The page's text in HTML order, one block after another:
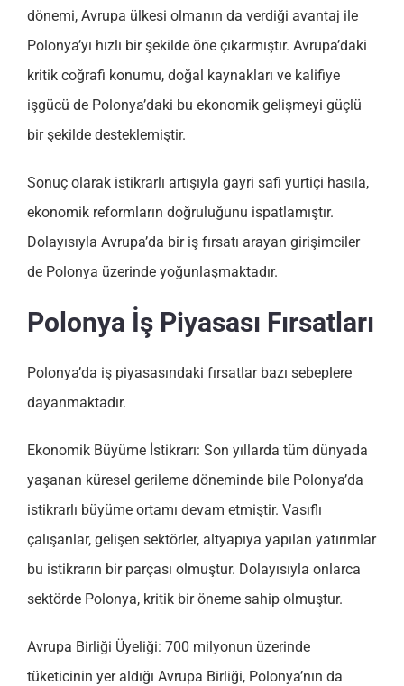
dönemi, Avrupa ülkesi olmanın da verdiği avantaj ile
Polonya’yı hızlı bir şekilde öne çıkarmıştır. Avrupa’daki
kritik coğrafi konumu, doğal kaynakları ve kalifiye
işgücü de Polonya’daki bu ekonomik gelişmeyi güçlü
bir şekilde desteklemiştir.
Sonuç olarak istikrarlı artışıyla gayri safi yurtiçi hasıla,
ekonomik reformların doğruluğunu ispatlamıştır.
Dolayısıyla Avrupa’da bir iş fırsatı arayan girişimciler
de Polonya üzerinde yoğunlaşmaktadır.
Polonya İş Piyasası Fırsatları
Polonya’da iş piyasasındaki fırsatlar bazı sebeplere
dayanmaktadır.
Ekonomik Büyüme İstikrarı: Son yıllarda tüm dünyada
yaşanan küresel gerileme döneminde bile Polonya’da
istikrarlı büyüme ortamı devam etmiştir. Vasıflı
çalışanlar, gelişen sektörler, altyapıya yapılan yatırımlar
bu istikrarın bir parçası olmuştur. Dolayısıyla onlarca
sektörde Polonya, kritik bir öneme sahip olmuştur.
Avrupa Birliği Üyeliği: 700 milyonun üzerinde
tüketicinin yer aldığı Avrupa Birliği, Polonya’nın da